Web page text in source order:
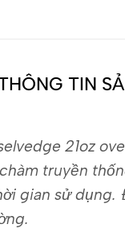
TIN
21oz
truyền
gian sử